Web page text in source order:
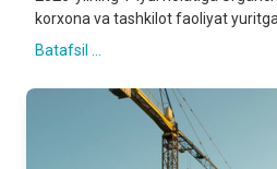
korxona va tashkilot faoliyat
Batafsil ...